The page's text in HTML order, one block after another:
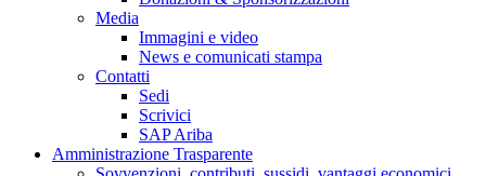
Media
Immagini e video
News e comunicati stampa
Contatti
Sedi
Scrivici
SAP Ariba
Amministrazione Trasparente